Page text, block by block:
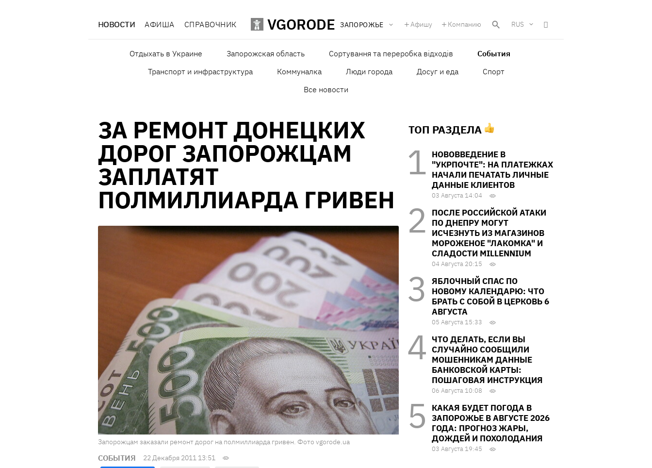
НОВОСТИ АФИША СПРАВОЧНИК VGORODE ЗАПОРОЖЬЕ Афишу Компанию RUS
Отдыхать в Украине Запорожская область Сортування та переробка відходів
События
Транспорт и инфраструктура
Коммуналка Люди города Досуг и еда
Спорт
Все новости
ЗА РЕМОНТ ДОНЕЦКИХ
ДОРОГ ЗАПОРОЖЦАМ
ЗАПЛАТЯТ
ПОЛМИЛЛИАРДА ГРИВЕН
Запорожцам заказали ремонт дорог на полмиллиарда гривен. Фото vgorode.ua
СОБЫТИЯ 22 Декабря 2011 13:51
ТОП РАЗДЕЛА
НОВОВВЕДЕНИЕ В
"УКРПОЧТЕ": НА ПЛАТЕЖКАХ
НАЧАЛИ ПЕЧАТАТЬ ЛИЧНЫЕ
ДАННЫЕ КЛИЕНТОВ
03 Августа 14:04
ПОСЛЕ РОССИЙСКОЙ АТАКИ
ПО ДНЕПРУ МОГУТ
ИСЧЕЗНУТЬ ИЗ МАГАЗИНОВ
МОРОЖЕНОЕ "ЛАКОМКА" И
СЛАДОСТИ MILLENNIUM
04 Августа 20:15
ЯБЛОЧНЫЙ СПАС ПО
НОВОМУ КАЛЕНДАРЮ: ЧТО
БРАТЬ С СОБОЙ В ЦЕРКОВЬ 6
АВГУСТА
05 Августа 15:33
ЧТО ДЕЛАТЬ, ЕСЛИ ВЫ
СЛУЧАЙНО СООБЩИЛИ
МОШЕННИКАМ ДАННЫЕ
БАНКОВСКОЙ КАРТЫ:
ПОШАГОВАЯ ИНСТРУКЦИЯ
06 Августа 10:08
КАКАЯ БУДЕТ ПОГОДА В
ЗАПОРОЖЬЕ В АВГУСТЕ 2026
ГОДА: ПРОГНОЗ ЖАРЫ,
ДОЖДЕЙ И ПОХОЛОДАНИЯ
03 Августа 19:45